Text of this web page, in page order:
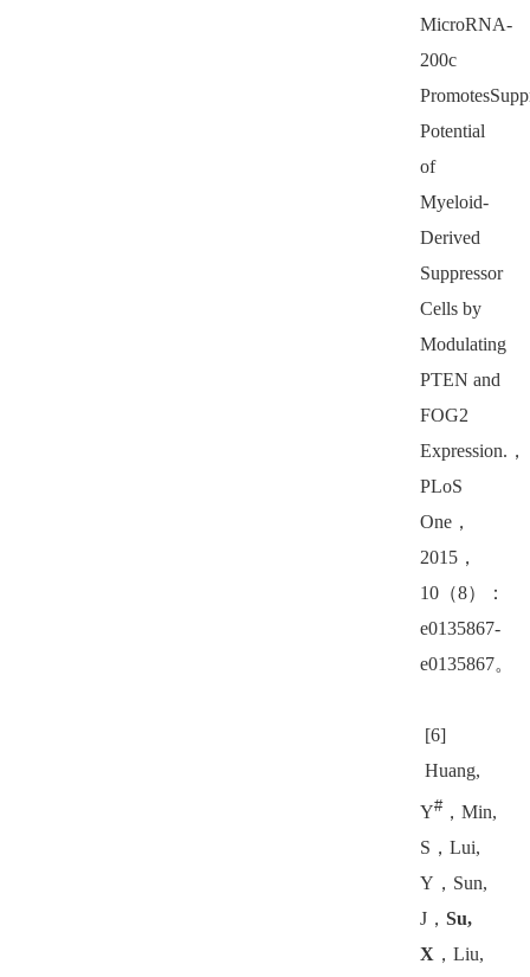
MicroRNA-
200c
Potential
of
Myeloid-
Derived
Suppressor
Cells by
Modulating
PTEN and
FOG2
Expression. ，
PLoS
One ，
2015 ，
10 （8）：
e0135867-
e0135867。
[6]
Huang,
Y# ， Min,
S ， Lui,
Y ， Sun,
J ， Su,
X ， Liu,